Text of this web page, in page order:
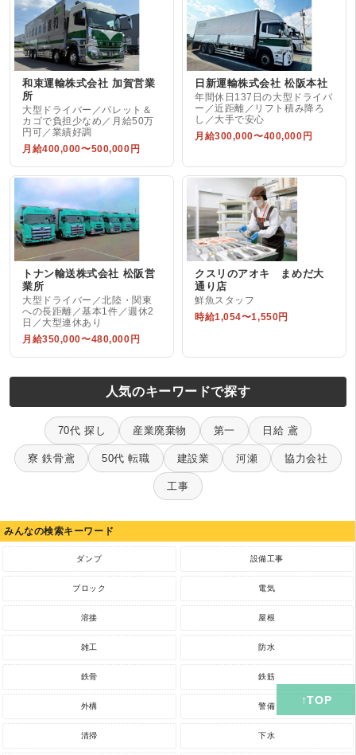
和束運輸株式会社 加賀営業
所
大型ドライバー／パレット＆
カゴで負担少なめ／月給50万
円可／業績好調
月給400,000〜500,000円
日新運輸株式会社 松阪本社
年間休日137日の大型ドライバ
ー／近距離／リフト積み降ろ
し／大手で安心
月給300,000〜400,000円
トナン輸送株式会社 松阪営
業所
大型ドライバー／北陸・関東
への長距離／基本1件／週休2
日／大型連休あり
月給350,000〜480,000円
クスリのアオキ まめだ大
通り店
鮮魚スタッフ
時給1,054〜1,550円
人気のキーワードで探す
70代 探し 産業廃棄物 第一 日給 鳶
寮 鉄骨鳶 50代 転職 建設業 河瀬 協力会社
工事
みんなの検索キーワード
ダンプ 設備工事
ブロック 電気
溶接 屋根
雑工 防水
鉄骨 鉄筋
外構 警備
清掃 下水